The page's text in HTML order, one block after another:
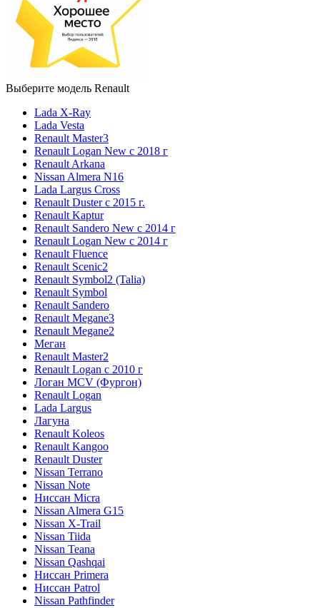
Выберите модель Renault
Lada X-Ray
Lada Vesta
Renault Master3
Renault Logan New с 2018 г
Renault Arkana
Nissan Almera N16
Lada Largus Cross
Renault Duster с 2015 г.
Renault Kaptur
Renault Sandero New с 2014 г
Renault Logan New с 2014 г
Renault Fluence
Renault Scenic2
Renault Symbol2 (Talia)
Renault Symbol
Renault Sandero
Renault Megane3
Renault Megane2
Меган
Renault Master2
Renault Logan c 2010 г
Логан МСV (Фургон)
Renault Logan
Lada Largus
Лагуна
Renault Koleos
Renault Kangoo
Renault Duster
Nissan Terrano
Nissan Note
Ниссан Micra
Nissan Almera G15
Nissan X-Trail
Nissan Tiida
Nissan Teana
Nissan Qashqai
Ниссан Primera
Ниссан Patrol
Nissan Pathfinder